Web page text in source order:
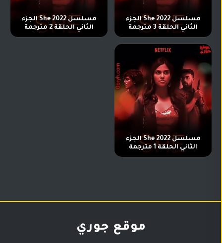
مسلسل She 2022 الجزء
الثاني الحلقة 3 مترجمة
مسلسل She 2022 الجزء
الثاني الحلقة 2 مترجمة
مسلسل She 2022 الجزء
الثاني الحلقة 1 مترجمة
موقع جوري